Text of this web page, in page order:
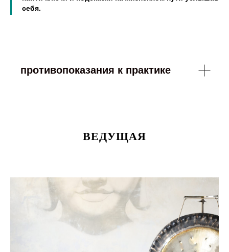
себя.
противопоказания к практике
ВЕДУЩАЯ